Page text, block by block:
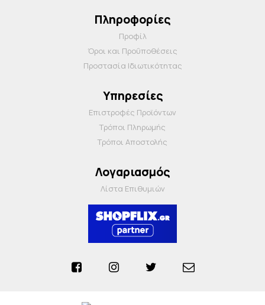
Πληροφορίες
Προφίλ
Όροι και Προΰποθέσεις
Προστασία Ιδιωτικότητας
Υπηρεσίες
Επιστροφές Προϊόντων
Τρόποι Πληρωμής
Τρόποι Αποστολής
Λογαριασμός
Λίστα Επιθυμιών